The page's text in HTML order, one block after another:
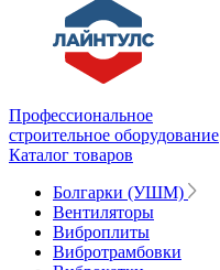
Профессиональное
строительное оборудование
Каталог товаров
Болгарки (УШМ)
Вентиляторы
Виброплиты
Вибротрамбовки